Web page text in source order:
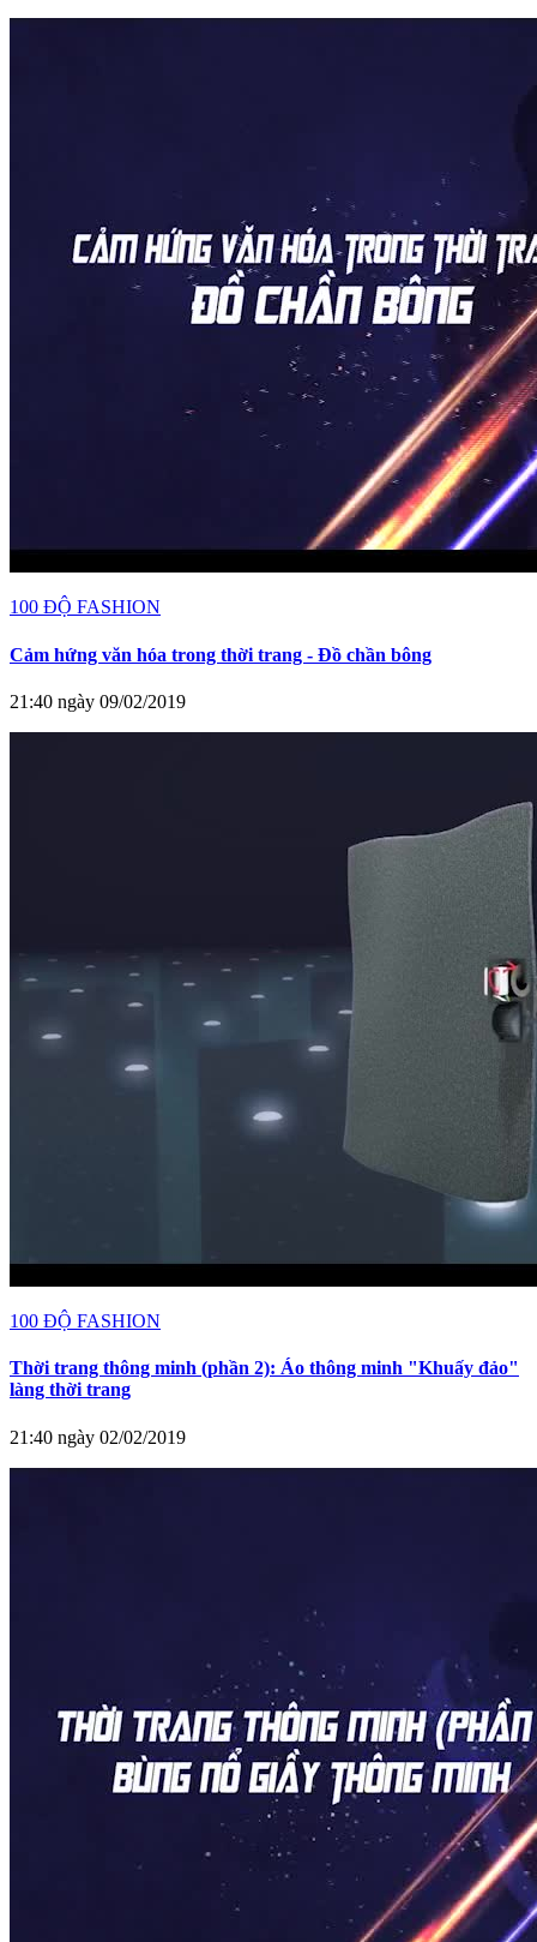
100 ĐỘ FASHION
Cảm hứng văn hóa trong thời trang - Đồ chần bông
21:40 ngày 09/02/2019
100 ĐỘ FASHION
Thời trang thông minh (phần 2): Áo thông minh "Khuấy đảo"
làng thời trang
21:40 ngày 02/02/2019